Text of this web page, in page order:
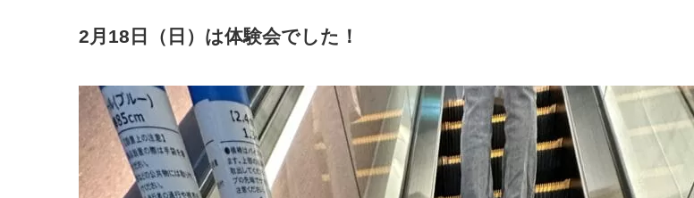
2月18日（日）は体験会でした！